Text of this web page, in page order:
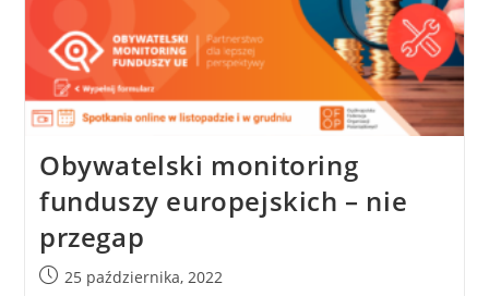
Obywatelski monitoring
funduszy europejskich – nie
przegap
25 października, 2022